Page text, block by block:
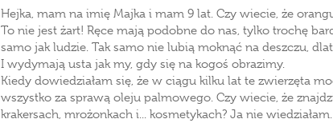
Hejka, mam na imię Majka i mam 9 lat. Czy wiecie, że
To nie jest żart! Ręce mają podobne do nas, tylko trochę
samo jak ludzie. Tak samo nie lubią moknąć na deszczu,
I wydymają usta jak my, gdy się na kogoś obrazimy.
Kiedy dowiedziałam się, że w ciągu kilku lat te zwierzęta
wszystko za sprawą oleju palmowego. Czy wiecie, że
krakersach, mrożonkach i... kosmetykach? Ja nie